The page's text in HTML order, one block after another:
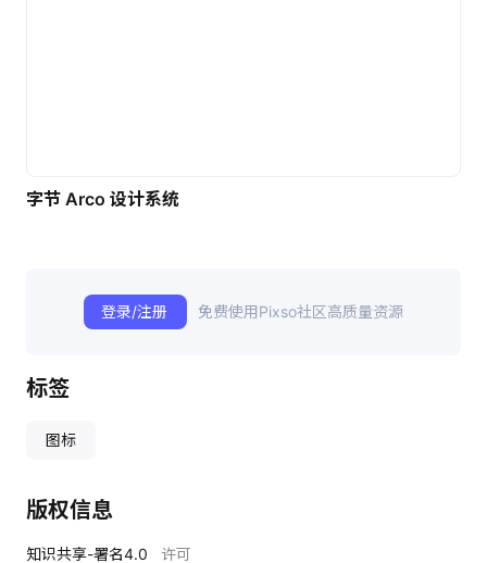
字节 Arco 设计系统
登录/注册 免费使用Pixso社区高质量资源
标签
图标
版权信息
知识共享-署名4.0 许可